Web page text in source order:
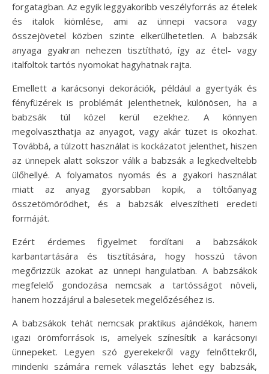
forgatagban. Az egyik leggyakoribb veszélyforrás az ételek
és italok kiömlése, ami az ünnepi vacsora vagy
összejövetel közben szinte elkerülhetetlen. A babzsák
anyaga gyakran nehezen tisztítható, így az étel- vagy
italfoltok tartós nyomokat hagyhatnak rajta.
Emellett a karácsonyi dekorációk, például a gyertyák és
fényfüzérek is problémát jelenthetnek, különösen, ha a
babzsák túl közel kerül ezekhez. A könnyen
megolvaszthatja az anyagot, vagy akár tüzet is okozhat.
Továbbá, a túlzott használat is kockázatot jelenthet, hiszen
az ünnepek alatt sokszor válik a babzsák a legkedveltebb
ülőhellyé. A folyamatos nyomás és a gyakori használat
miatt az anyag gyorsabban kopik, a töltőanyag
összetömörödhet, és a babzsák elveszítheti eredeti
formáját.
Ezért érdemes figyelmet fordítani a babzsákok
karbantartására és tisztítására, hogy hosszú távon
megőrizzük azokat az ünnepi hangulatban. A babzsákok
megfelelő gondozása nemcsak a tartósságot növeli,
hanem hozzájárul a balesetek megelőzéséhez is.
A babzsákok tehát nemcsak praktikus ajándékok, hanem
igazi örömforrások is, amelyek színesítik a karácsonyi
ünnepeket. Legyen szó gyerekekről vagy felnőttekről,
mindenki számára remek választás lehet egy babzsák,